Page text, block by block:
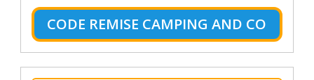
CODE REMISE CAMPING AND CO